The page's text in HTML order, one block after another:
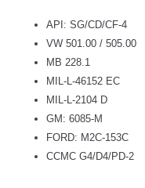
API: SG/CD/CF-4
VW 501.00 / 505.00
MB 228.1
MIL-L-46152 EC
MIL-L-2104 D
GM: 6085-M
FORD: M2C-153C
CCMC G4/D4/PD-2